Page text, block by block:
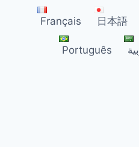
INDUSTRIES
ET
Français 日本語
Português